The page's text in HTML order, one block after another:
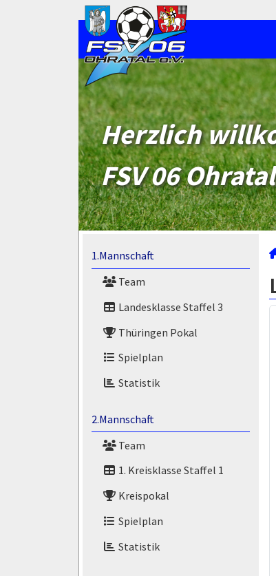
Herzlich
FSV 06
1.Mannschaft
Team
Landesklasse Staffel 3
Thüringen Pokal
Spielplan
Statistik
2.Mannschaft
Team
1. Kreisklasse Staffel 1
Kreispokal
Spielplan
Statistik